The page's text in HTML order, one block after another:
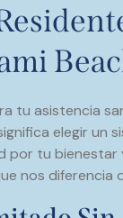
tu asistencia
elegir un
por tu bienestar
nos diferencia